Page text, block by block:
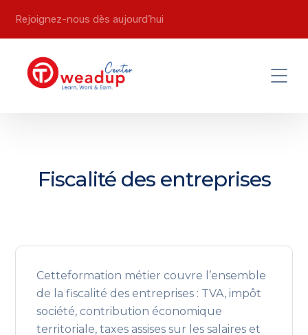
Rejoignez-nous dès aujourd’hui
Fiscalité des entreprises
Cetteformation métier couvre l’ensemble
de la fiscalité des entreprises : TVA, impôt
société, contribution économique
territoriale, taxes assises sur les salaires et